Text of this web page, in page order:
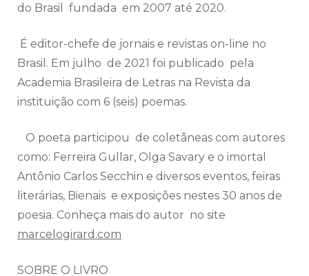
do Brasil fundada em 2007 até 2020.
É editor-chefe de jornais e revistas on-line no
Brasil. Em julho de 2021 foi publicado pela
Academia Brasileira de Letras na Revista da
instituição com 6 (seis) poemas.
O poeta participou de coletâneas com autores
como: Ferreira Gullar, Olga Savary e o imortal
Antônio Carlos Secchin e diversos eventos, feiras
literárias, Bienais e exposições nestes 30 anos de
poesia. Conheça mais do autor no site
marcelogirard.com
SOBRE O LIVRO